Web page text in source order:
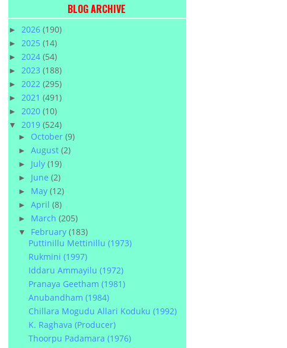
BLOG ARCHIVE
► 2026 (190)
► 2025 (14)
► 2024 (54)
► 2023 (188)
► 2022 (295)
► 2021 (491)
► 2020 (10)
▼ 2019 (524)
► October(9)
►August(2)
► July(19)
► June(2)
► May(12)
►April(8)
► March(205)
▼ February(183)
Puttinillu Mettinillu (1973)
Rukmini (1997)
Iddaru Ammayilu (1972)
Pranaya Geetham (1981)
Anubandham (1984)
Chillara Mogudu Allari Koduku (1992)
K. Raghava (Producer)
Thoorpu Padamara (1976)